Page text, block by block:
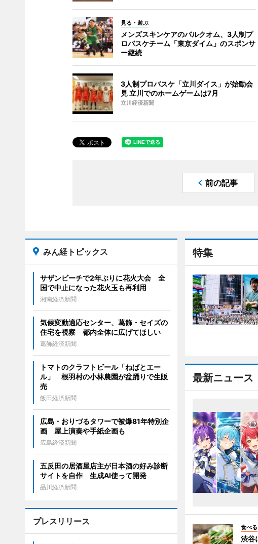
見る・遊ぶ
メンズスキンケアのバルクオム、3人制プ
ロバスケチーム「東京ダイム」のスポンサ
ー継続
3人制プロバスケ「立川ダイス」が始動会
見 立川でのホームゲームは7月
立川経済新聞
前の記事
特集
最新ニュース
食べる
渋谷
みん経トピックス
サザンビーチで2年ぶりに花火大会 全
国で中止になった花火玉も再利用
湘南経済新聞
気候変動適応センター、葛飾・セイズの
住宅を視察 都内全体に広げてほしい
葛飾経済新聞
トマトのクラフトビール「ねばとエー
ル」 根羽村の小林農園が盆踊りで生販
売
飯田経済新聞
広島・おりづるタワーで被爆81年特別企
画 屋上演奏や手紙企画も
広島経済新聞
五反田の居酒屋店主が日本酒の好み診断
サイトを自作 生成AI使って開発
品川経済新聞
プレスリリース